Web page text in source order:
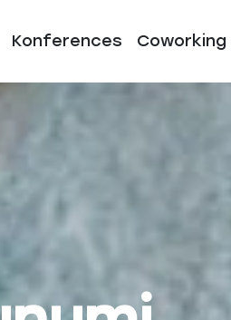
Konferences Coworking